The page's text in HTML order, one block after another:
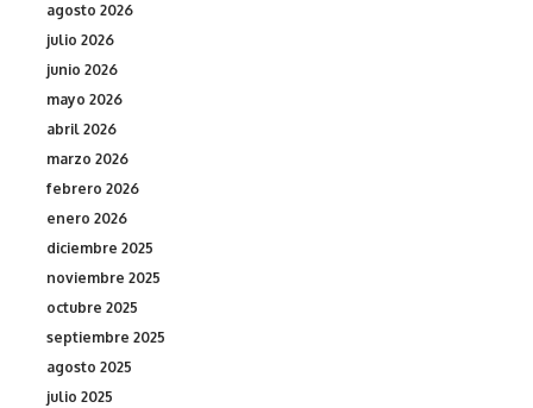
agosto 2026
julio 2026
junio 2026
mayo 2026
abril 2026
marzo 2026
febrero 2026
enero 2026
diciembre 2025
noviembre 2025
octubre 2025
septiembre 2025
agosto 2025
julio 2025